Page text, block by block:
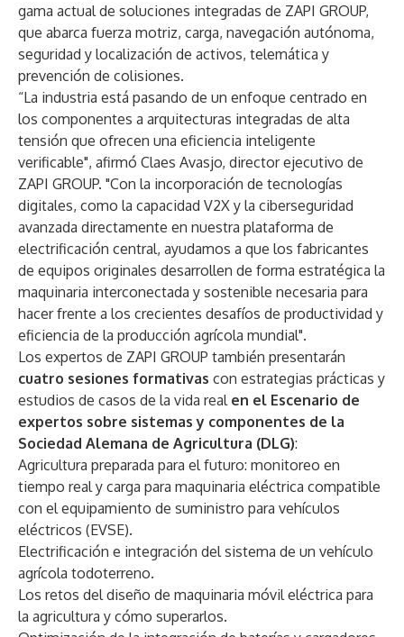
gama actual de soluciones integradas de ZAPI GROUP,
que abarca fuerza motriz, carga, navegación autónoma,
seguridad y localización de activos, telemática y
prevención de colisiones.
“La industria está pasando de un enfoque centrado en
los componentes a arquitecturas integradas de alta
tensión que ofrecen una eficiencia inteligente
verificable", afirmó Claes Avasjo, director ejecutivo de
ZAPI GROUP. "Con la incorporación de tecnologías
digitales, como la capacidad V2X y la ciberseguridad
avanzada directamente en nuestra plataforma de
electrificación central, ayudamos a que los fabricantes
de equipos originales desarrollen de forma estratégica la
maquinaria interconectada y sostenible necesaria para
hacer frente a los crecientes desafíos de productividad y
eficiencia de la producción agrícola mundial".
Los expertos de ZAPI GROUP también presentarán
cuatro sesiones formativas con estrategias prácticas y
estudios de casos de la vida real en el Escenario de
expertos sobre sistemas y componentes de la
Sociedad Alemana de Agricultura (DLG):
Agricultura preparada para el futuro: monitoreo en
tiempo real y carga para maquinaria eléctrica compatible
con el equipamiento de suministro para vehículos
eléctricos (EVSE).
Electrificación e integración del sistema de un vehículo
agrícola todoterreno.
Los retos del diseño de maquinaria móvil eléctrica para
la agricultura y cómo superarlos.